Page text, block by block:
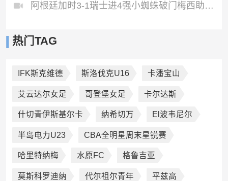
阿根廷加时3-1瑞士进4强小蜘蛛破门梅西助攻麦卡恩博洛假摔染红
热门TAG
IFK斯克维德 斯洛伐克U16 卡潘宝山
艾云达尔女足 哥登堡女足 卡尔达斯
什切青伊斯基尔卡 纳希切万 El波韦尼尔
半岛电力U23 CBA全明星周末星锐赛
哈里特纳梅 水原FC 格鲁吉亚
莫斯科罗迪纳 代尔祖尔青年 平兹高